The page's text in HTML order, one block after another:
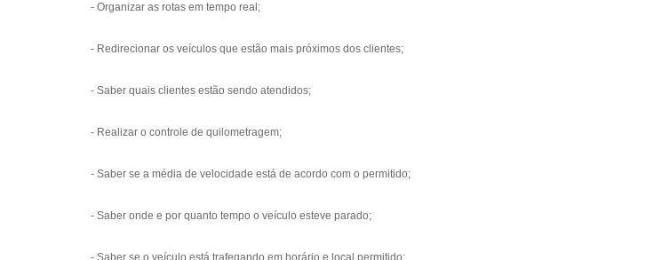
- Organizar as rotas em tempo real;
- Redirecionar os veículos que estão mais próximos dos clientes;
- Saber quais clientes estão sendo atendidos;
- Realizar o controle de quilometragem;
- Saber se a média de velocidade está de acordo com o permitido;
- Saber onde e por quanto tempo o veículo esteve parado;